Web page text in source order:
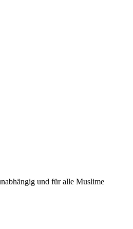
und für alle Muslime